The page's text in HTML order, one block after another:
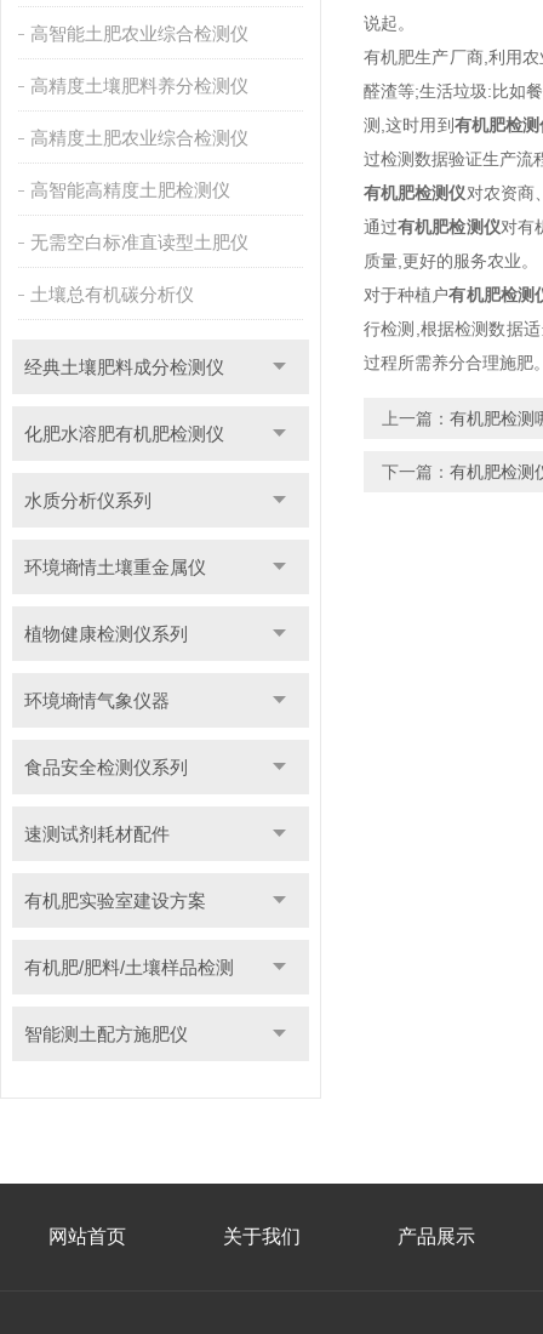
高智能土肥农业综合检测仪
高精度土壤肥料养分检测仪
高精度土肥农业综合检测仪
高智能高精度土肥检测仪
无需空白标准直读型土肥仪
土壤总有机碳分析仪
经典土壤肥料成分检测仪
化肥水溶肥有机肥检测仪
水质分析仪系列
环境墒情土壤重金属仪
植物健康检测仪系列
环境墒情气象仪器
食品安全检测仪系列
速测试剂耗材配件
有机肥实验室建设方案
有机肥/肥料/土壤样品检测
智能测土配方施肥仪
说起。
有机肥生产厂商,利用
醛渣等;生活垃圾:比如
测,这时用到 有机肥检
过检测数据验证生产流
有机肥检测仪对农资商
通过有机肥检测仪对有
质量,更好的服务农业。
对于种植户有机肥检测
行检测,根据检测数据
过程所需养分合理施肥
上一篇： 有机肥检测
下一篇： 有机肥检测
网站首页 关于我们 产品展示